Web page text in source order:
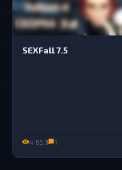
SEXFall 7.5
4 657 1